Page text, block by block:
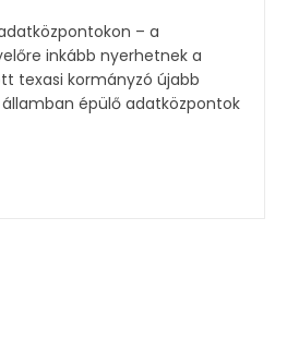
– a
inkább nyerhetnek a
épülő adatközpontok